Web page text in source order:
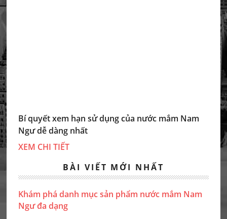
BÀI VIẾT MỚI NHẤT
Khám phá danh mục sản phẩm nước mắm Nam
Ngư đa dạng
Bí quyết xem hạn sử dụng của nước mắm Nam
Ngư dễ dàng nhất
XEM CHI TIẾT